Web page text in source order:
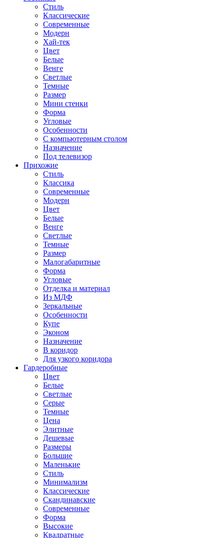
Стиль
Классические
Современные
Модерн
Хай-тек
Цвет
Белые
Венге
Светлые
Темные
Размер
Мини стенки
Форма
Угловые
Особенности
С компьютерным столом
Назначение
Под телевизор
Прихожие
Стиль
Классика
Современные
Модерн
Цвет
Белые
Венге
Светлые
Темные
Размер
Малогабаритные
Форма
Угловые
Отделка и материал
Из МДФ
Зеркальные
Особенности
Купе
Эконом
Назначение
В коридор
Для узкого коридора
Гардеробные
Цвет
Белые
Светлые
Серые
Темные
Цена
Элитные
Дешевые
Размеры
Большие
Маленькие
Стиль
Минимализм
Классические
Скандинавские
Современные
Форма
Высокие
Квадратные